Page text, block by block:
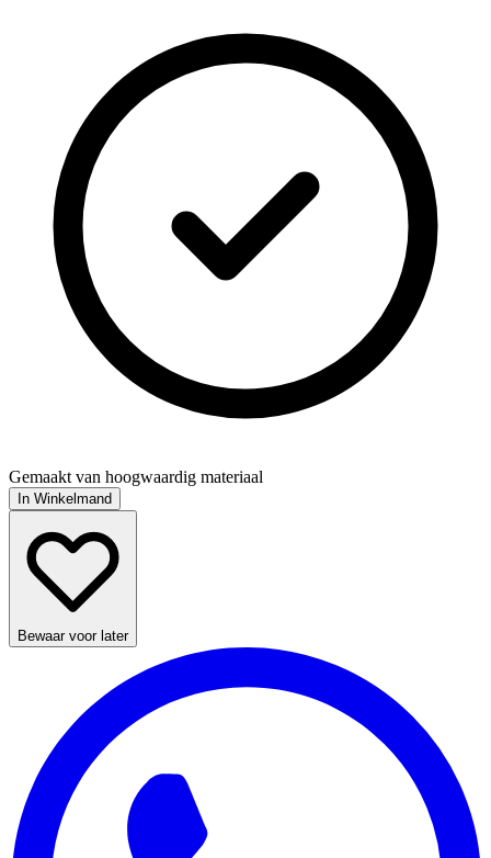
Gemaakt van hoogwaardig materiaal
In Winkelmand
Bewaar voor later